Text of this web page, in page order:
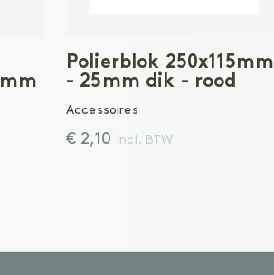
Polierblok 250x115mm
- 25mm dik - rood
Accessoires
€ 2,10 Incl. BTW